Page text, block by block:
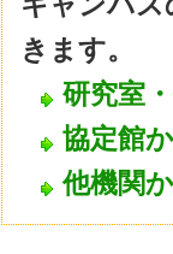
きます。
研究室
協定館
他機関